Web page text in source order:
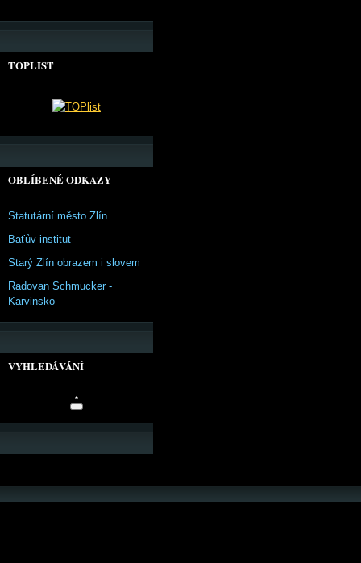
TOPLIST
OBLÍBENÉ ODKAZY
Statutární město Zlín
Baťův institut
Starý Zlín obrazem i slovem
Radovan Schmucker -
Karvinsko
VYHLEDÁVÁNÍ